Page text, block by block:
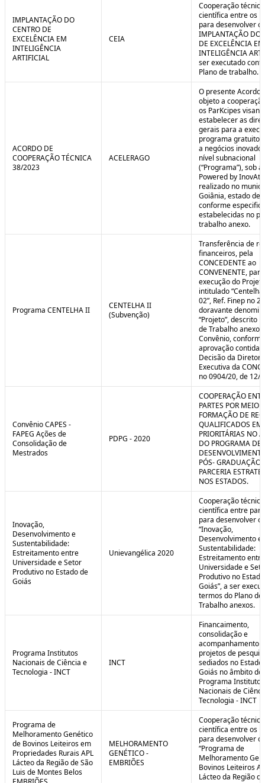
IMPLANTAÇÃO DO
CENTRO DE
EXCELÊNCIA EM
INTELIGÊNCIA
ARTIFICIAL
CEIA
Cooperação
científica entre os
para desenvolver o
IMPLANTAÇÃO DO
DE EXCELÊNCIA EM
INTELIGÊNCIA
ser executado
Plano de trabalho.
ACORDO DE
COOPERAÇÃO TÉCNICA
38/2023
ACELERAGO
O presente Acordo
objeto a
os ParKcipes
estabelecer as
gerais para a
programa gratuito
a negócios
nível subnacional
(“Programa”), sob
Powered by
realizado no
Goiânia, estado de
conforme
estabelecidas no
trabalho anexo.
Programa CENTELHA II
CENTELHA II
(Subvenção)
Transferência de
financeiros, pela
CONCEDENTE ao
CONVENENTE,
execução do Projeto
intitulado
02”, Ref. Finep no
doravante
“Projeto”, descrito
de Trabalho anexo
Convênio, conforme
aprovação contida
Decisão da
Executiva da
no 0904/20, de 12/
Convênio CAPES -
FAPEG Ações de
Consolidação de
Mestrados
PDPG - 2020
COOPERAÇÃO
PARTES POR MEIO
FORMAÇÃO DE
QUALIFICADOS EM
PRIORITÁRIAS NO
DO PROGRAMA DE
PÓS- GRADUAÇÃO
PARCERIA
NOS ESTADOS.
Inovação,
Desenvolvimento e
Sustentabilidade:
Estreitamento entre
Universidade e Setor
Produtivo no Estado de
Goiás
Unievangélica 2020
Cooperação
científica entre
para desenvolver o
“Inovação,
Desenvolvimento e
Sustentabilidade:
Estreitamento entre
Universidade e
Produtivo no
Goiás”, a ser
termos do Plano de
Trabalho anexos.
Programa Institutos
Nacionais de Ciência e
Tecnologia - INCT
INCT
Financaimento,
consolidação e
acompanhamento
projetos de
sediados no Estado
Goiás no âmbito do
Programa Institutos
Nacionais de
Tecnologia - INCT
Programa de
Melhoramento Genético
de Bovinos Leiteiros em
Propriedades Rurais APL
Lácteo da Região de São
Luis de Montes Belos
MELHORAMENTO
GENÉTICO -
EMBRIÕES
Cooperação
científica entre os
para desenvolver o
“Programa de
Melhoramento
Bovinos Leiteiros
Lácteo da Região